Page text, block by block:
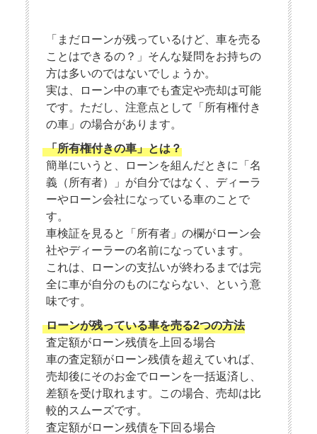
「まだローンが残っているけど、車を売る
ことはできるの？」そんな疑問をお持ちの
方は多いのではないでしょうか。
実は、ローン中の車でも査定や売却は可能
です。ただし、注意点として「所有権付き
の車」の場合があります。
「所有権付きの車」とは？
簡単にいうと、ローンを組んだときに「名
義（所有者）」が自分ではなく、ディーラ
ーやローン会社になっている車のことで
す。
車検証を見ると「所有者」の欄がローン会
社やディーラーの名前になっています。
これは、ローンの支払いが終わるまでは完
全に車が自分のものにならない、という意
味です。
ローンが残っている車を売る2つの方法
査定額がローン残債を上回る場合
車の査定額がローン残債を超えていれば、
売却後にそのお金でローンを一括返済し、
差額を受け取れます。この場合、売却は比
較的スムーズです。
査定額がローン残債を下回る場合